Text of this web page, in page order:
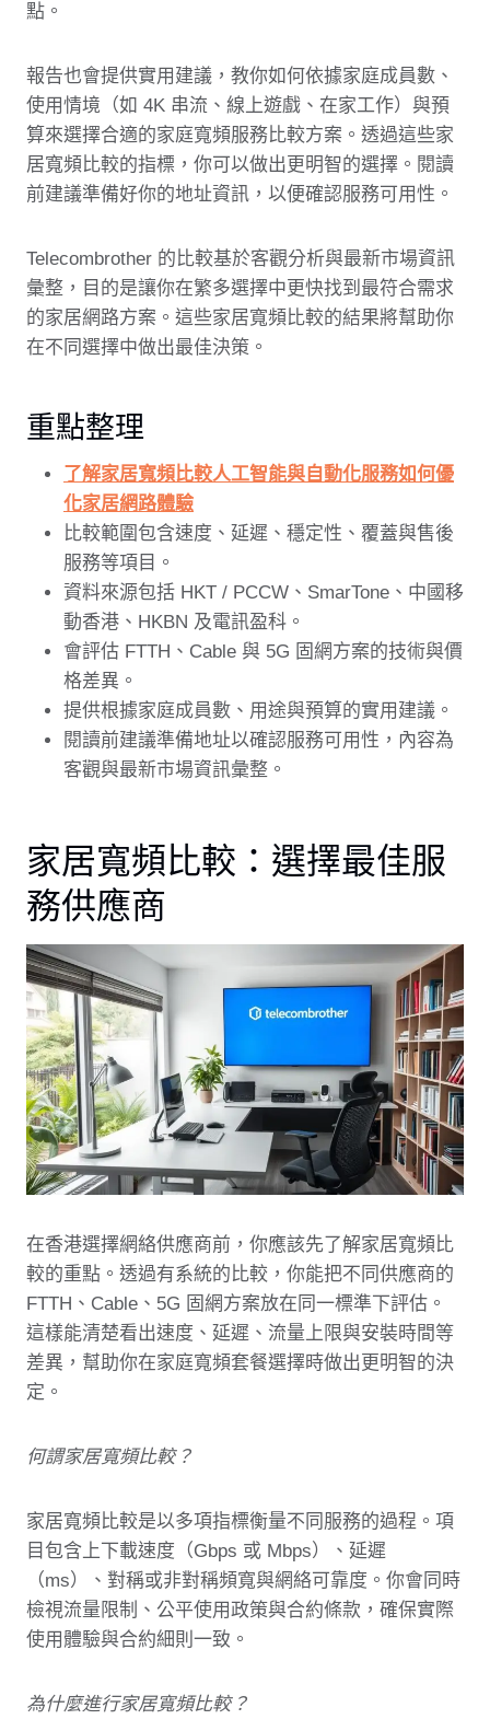
點。
報告也會提供實用建議，教你如何依據家庭成員數、
使用情境（如 4K 串流、線上遊戲、在家工作）與預
算來選擇合適的家庭寬頻服務比較方案。透過這些家
居寬頻比較的指標，你可以做出更明智的選擇。閱讀
前建議準備好你的地址資訊，以便確認服務可用性。
Telecombrother 的比較基於客觀分析與最新市場資訊
彙整，目的是讓你在繁多選擇中更快找到最符合需求
的家居網路方案。這些家居寬頻比較的結果將幫助你
在不同選擇中做出最佳決策。
重點整理
了解家居寬頻比較人工智能與自動化服務如何優
化家居網路體驗
比較範圍包含速度、延遲、穩定性、覆蓋與售後
服務等項目。
資料來源包括 HKT / PCCW、SmarTone、中國移
動香港、HKBN 及電訊盈科。
會評估 FTTH、Cable 與 5G 固網方案的技術與價
格差異。
提供根據家庭成員數、用途與預算的實用建議。
閱讀前建議準備地址以確認服務可用性，內容為
客觀與最新市場資訊彙整。
家居寬頻比較：選擇最佳服
務供應商
在香港選擇網絡供應商前，你應該先了解家居寬頻比
較的重點。透過有系統的比較，你能把不同供應商的
FTTH、Cable、5G 固網方案放在同一標準下評估。
這樣能清楚看出速度、延遲、流量上限與安裝時間等
差異，幫助你在家庭寬頻套餐選擇時做出更明智的決
定。
何謂家居寬頻比較？
家居寬頻比較是以多項指標衡量不同服務的過程。項
目包含上下載速度（Gbps 或 Mbps）、延遲
（ms）、對稱或非對稱頻寬與網絡可靠度。你會同時
檢視流量限制、公平使用政策與合約條款，確保實際
使用體驗與合約細則一致。
為什麼進行家居寬頻比較？